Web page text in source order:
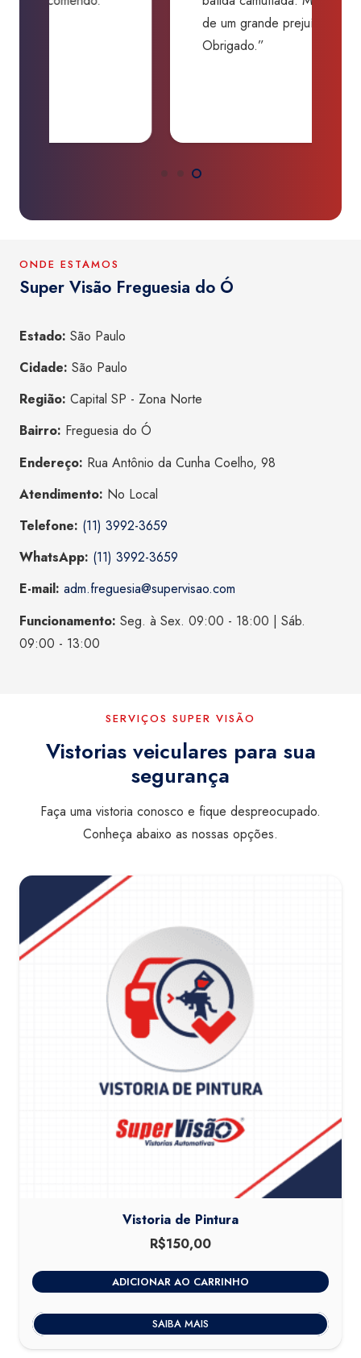
de um grande prejuízo.
ONDE ESTAMOS
Super Visão Freguesia do Ó
Estado: São Paulo
Cidade: São Paulo
Região: Capital SP - Zona Norte
Bairro: Freguesia do Ó
Endereço: Rua Antônio da Cunha Coelho, 98
Atendimento: No Local
Telefone: (11) 3992-3659
WhatsApp: (11) 3992-3659
E-mail: adm.freguesia@supervisao.com
Funcionamento: Seg. à Sex. 09:00 - 18:00 | Sáb.
09:00 - 13:00
SERVIÇOS SUPER VISÃO
Vistorias veiculares para sua
segurança
Faça uma vistoria conosco e fique despreocupado.
Conheça abaixo as nossas opções.
Vistoria de Pintura
R$150,00
ADICIONAR AO CARRINHO
SAIBA MAIS